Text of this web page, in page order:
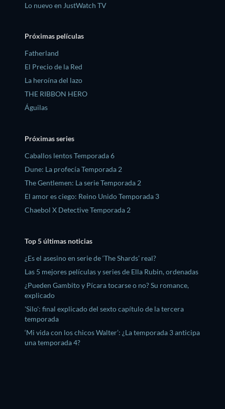
Lo nuevo en JustWatch TV
Próximas películas
Fatherland
El Precio de la Red
La heroína del lazo
THE RIBBON HERO
Águilas
Próximas series
Caballos lentos Temporada 6
Dune: La profecía Temporada 2
The Gentlemen: La serie Temporada 2
El amor es ciego: Reino Unido Temporada 3
Chaebol X Detective Temporada 2
Top 5 últimas noticias
¿Es el asesino en serie de ‘The Shards’ real?
Las 5 mejores películas y series de Ella Rubin, ordenadas
¿Pueden Gambito y Pícara tocarse o no? Su romance,
explicado
'Silo': final explicado del sexto capítulo de la tercera
temporada
‘Mi vida con los chicos Walter’: ¿La temporada 3 anticipa
una temporada 4?